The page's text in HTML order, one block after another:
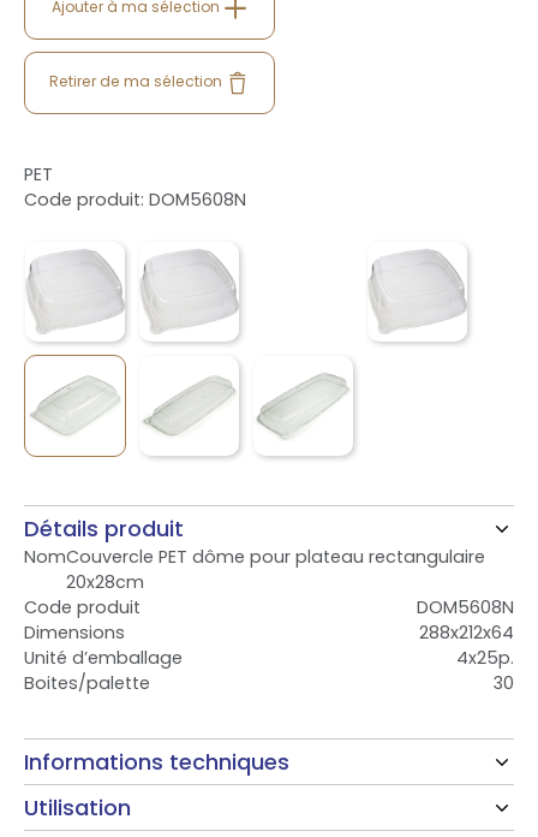
Ajouter à ma sélection
Retirer de ma sélection
PET
Code produit: DOM5608N
Détails produit
NomCouvercle PET dôme pour plateau rectangulaire
20x28cm
Code produit
DOM5608N
Dimensions
288x212x64
Unité d’emballage
4x25p.
Boites/palette
30
Informations techniques
Utilisation